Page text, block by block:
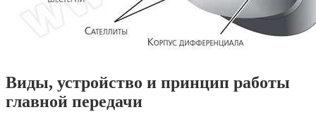
Виды, устройство и принцип работы
главной передачи